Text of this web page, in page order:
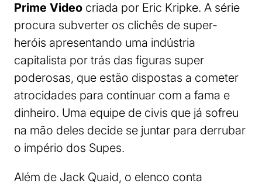
Prime Video criada por Eric Kripke. A série
procura subverter os clichês de super-
heróis apresentando uma indústria
capitalista por trás das figuras super
poderosas, que estão dispostas a cometer
atrocidades para continuar com a fama e
dinheiro. Uma equipe de civis que já sofreu
na mão deles decide se juntar para derrubar
o império dos Supes.
Além de Jack Quaid, o elenco conta